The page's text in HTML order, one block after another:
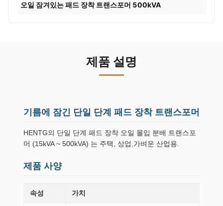
오일 잠겨있는 패드 장착 트랜스포머 500kVA
제품 설명
기름에 잠긴 단일 단계 패드 장착 트랜스포머
HENTG의 단일 단계 패드 장착 오일 몰입 분배 트랜스포
머 (15kVA ~ 500kVA) 는 주택, 상업,가벼운 산업용.
제품 사양
속성 가치